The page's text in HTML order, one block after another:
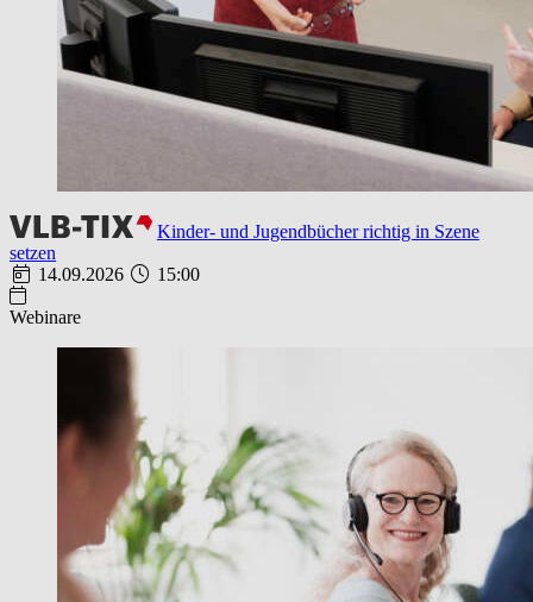
Kinder- und Jugendbücher richtig in Szene
setzen
14.09.2026
15:00
Webinare